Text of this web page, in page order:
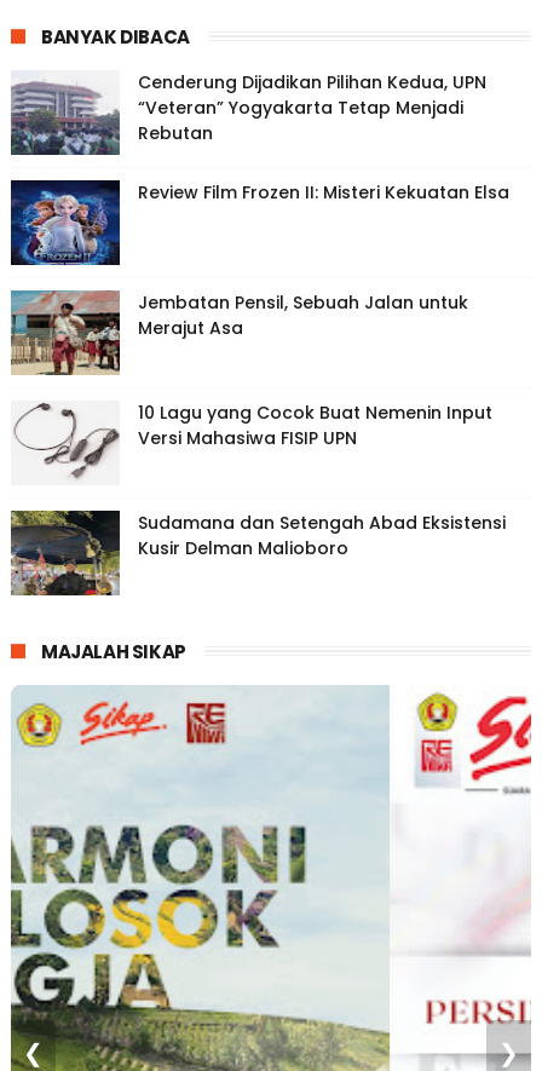
BANYAK DIBACA
Cenderung Dijadikan Pilihan Kedua, UPN
“Veteran” Yogyakarta Tetap Menjadi
Rebutan
Review Film Frozen II: Misteri Kekuatan Elsa
Jembatan Pensil, Sebuah Jalan untuk
Merajut Asa
10 Lagu yang Cocok Buat Nemenin Input
Versi Mahasiwa FISIP UPN
Sudamana dan Setengah Abad Eksistensi
Kusir Delman Malioboro
MAJALAH SIKAP
❮ ❯